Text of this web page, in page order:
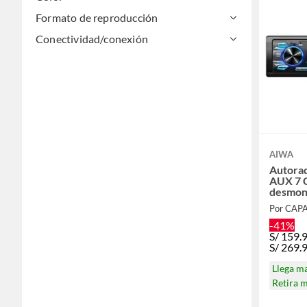
Formato de reproducción
Conectividad/conexión
AIWA
AUX 7
Por
-41%
S/
S/
Llega
Retira